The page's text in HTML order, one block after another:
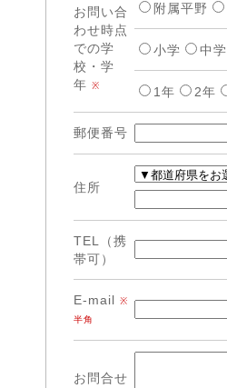
お問い合
わせ時点
での学
校・学
年 ※
附属平野
小学 中学
1年 2年
郵便番号
住所
TEL（携
帯可）
E-mail ※
半角
お問合せ